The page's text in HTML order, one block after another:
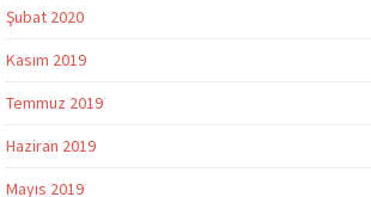
Şubat 2020
Kasım 2019
Temmuz 2019
Haziran 2019
Mayıs 2019